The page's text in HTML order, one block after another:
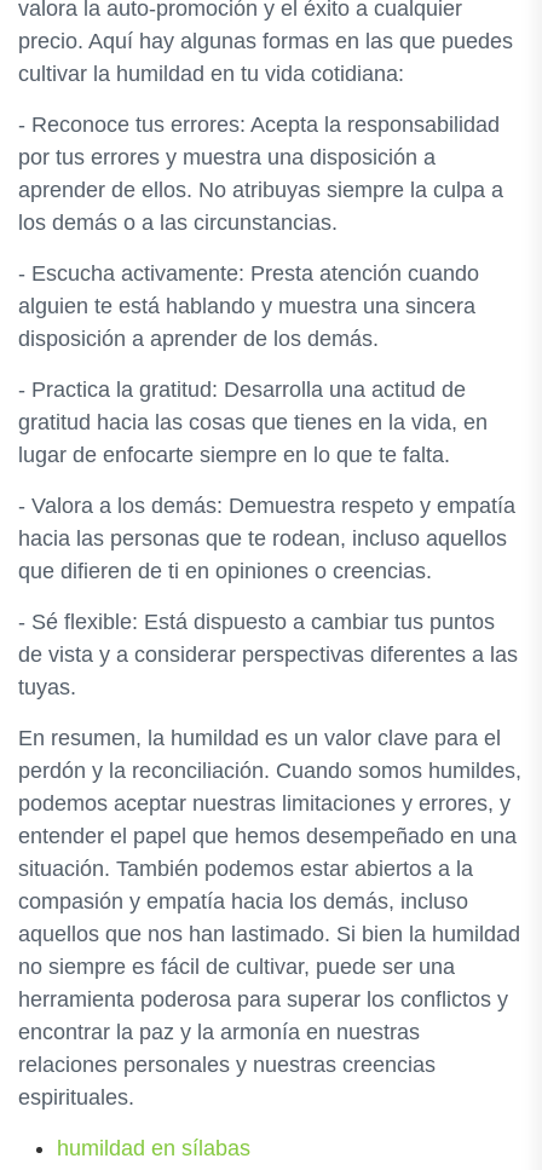
valora la auto-promoción y el éxito a cualquier
precio. Aquí hay algunas formas en las que puedes
cultivar la humildad en tu vida cotidiana:
- Reconoce tus errores: Acepta la responsabilidad
por tus errores y muestra una disposición a
aprender de ellos. No atribuyas siempre la culpa a
los demás o a las circunstancias.
- Escucha activamente: Presta atención cuando
alguien te está hablando y muestra una sincera
disposición a aprender de los demás.
- Practica la gratitud: Desarrolla una actitud de
gratitud hacia las cosas que tienes en la vida, en
lugar de enfocarte siempre en lo que te falta.
- Valora a los demás: Demuestra respeto y empatía
hacia las personas que te rodean, incluso aquellos
que difieren de ti en opiniones o creencias.
- Sé flexible: Está dispuesto a cambiar tus puntos
de vista y a considerar perspectivas diferentes a las
tuyas.
En resumen, la humildad es un valor clave para el
perdón y la reconciliación. Cuando somos humildes,
podemos aceptar nuestras limitaciones y errores, y
entender el papel que hemos desempeñado en una
situación. También podemos estar abiertos a la
compasión y empatía hacia los demás, incluso
aquellos que nos han lastimado. Si bien la humildad
no siempre es fácil de cultivar, puede ser una
herramienta poderosa para superar los conflictos y
encontrar la paz y la armonía en nuestras
relaciones personales y nuestras creencias
espirituales.
humildad en sílabas